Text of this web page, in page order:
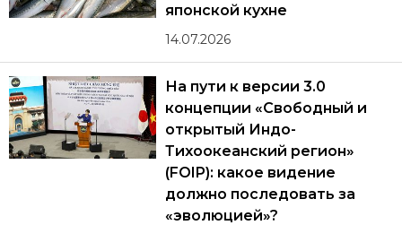
японской кухне
14.07.2026
На пути к версии 3.0
концепции «Свободный и
открытый Индо-
Тихоокеанский регион»
(FOIP): какое видение
должно последовать за
«эволюцией»?